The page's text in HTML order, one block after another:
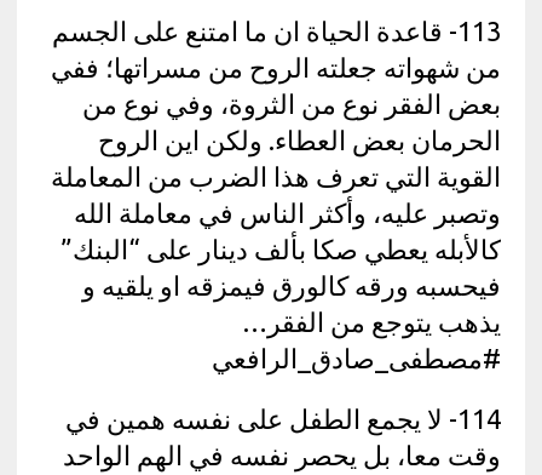
113- قاعدة الحياة ان ما امتنع على الجسم
من شهواته جعلته الروح من مسراتها؛ ففي
بعض الفقر نوع من الثروة، وفي نوع من
الحرمان بعض العطاء. ولكن اين الروح
القوية التي تعرف هذا الضرب من المعاملة
وتصبر عليه، وأكثر الناس في معاملة الله
كالأبله يعطي صكا بألف دينار على “البنك”
فيحسبه ورقه كالورق فيمزقه او يلقيه و
يذهب يتوجع من الفقر…
#مصطفى_صادق_الرافعي
114- لا يجمع الطفل على نفسه همين في
وقت معا، بل يحصر نفسه في الهم الواحد